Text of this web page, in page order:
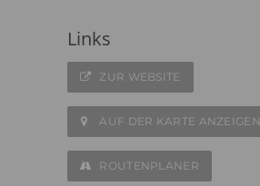
Links
ZUR WEBSITE
AUF DER KARTE ANZEIGEN
ROUTENPLANER